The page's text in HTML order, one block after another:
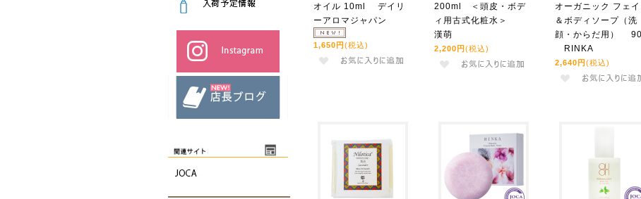
オイル 10ml デイリ
ーアロマジャパン
1,650円 (税込)
200ml ＜頭皮・ボデ
ィ用古式化粧水＞
漢萌
2,200円 (税込)
オーガニック フェイ
＆ボディソープ（洗
顔・からだ用）
RINKA
2,640円 (税込)